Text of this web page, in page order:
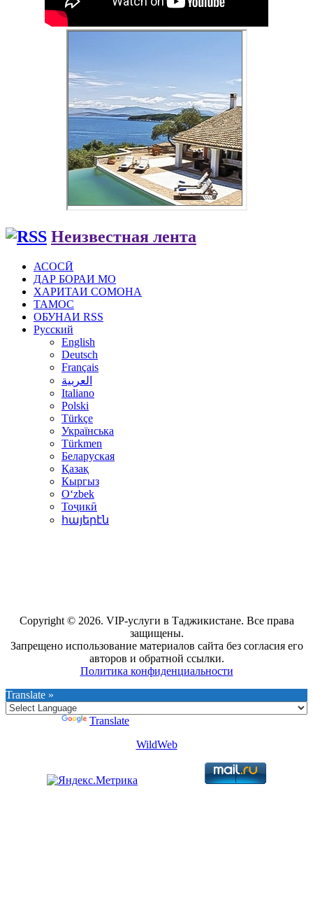
Неизвестная лента
АСОСӢ
ДАР БОРАИ МО
ХАРИТАИ СОМОНА
ТАМОС
ОБУНАИ RSS
Русский
English
Deutsch
Français
العربية
Italiano
Polski
Türkçe
Українська
Türkmen
Беларуская
Қазақ
Кыргыз
Oʻzbek
Тоҷикӣ
հայերէն
Copyright © 2026. VIP-услуги в Таджикистане. Все права
защищены.
Запрещено использование материалов сайта без согласия его
авторов и обратной ссылки.
Политика конфиденциальности
Translate »
Translate
WildWeb